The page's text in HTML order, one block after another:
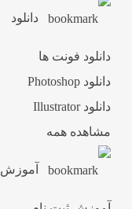
دانلود
دانلود فونت ها
دانلود Photoshop
دانلود Illustrator
مشاهده همه
آموزش